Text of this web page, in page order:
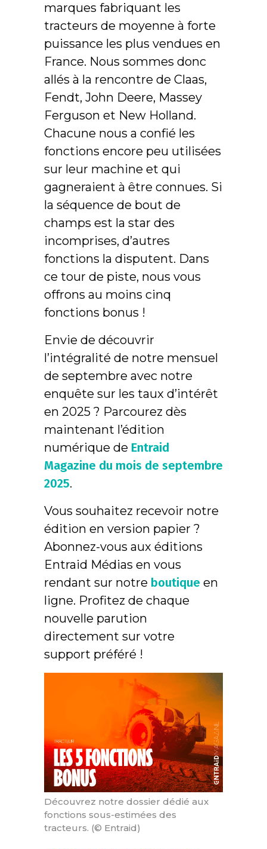
marques fabriquant les
tracteurs de moyenne à forte
puissance les plus vendues en
France. Nous sommes donc
allés à la rencontre de Claas,
Fendt, John Deere, Massey
Ferguson et New Holland.
Chacune nous a confié les
fonctions encore peu utilisées
sur leur machine et qui
gagneraient à être connues. Si
la séquence de bout de
champs est la star des
incomprises, d’autres
fonctions la disputent. Dans
ce tour de piste, nous vous
offrons au moins cinq
fonctions bonus !
Envie de découvrir
l’intégralité de notre mensuel
de septembre avec notre
enquête sur les taux d’intérêt
en 2025 ? Parcourez dès
maintenant l’édition
numérique de Entraid
Magazine du mois de septembre
2025.
Vous souhaitez recevoir notre
édition en version papier ?
Abonnez-vous aux éditions
Entraid Médias en vous
rendant sur notre boutique en
ligne. Profitez de chaque
nouvelle parution
directement sur votre
support préféré !
Découvrez notre dossier dédié aux
fonctions sous-estimées des
tracteurs. (© Entraid)